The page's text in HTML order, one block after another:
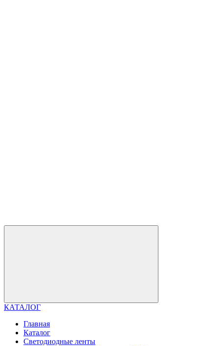
КАТАЛОГ
Главная
Каталог
Светодиодные ленты